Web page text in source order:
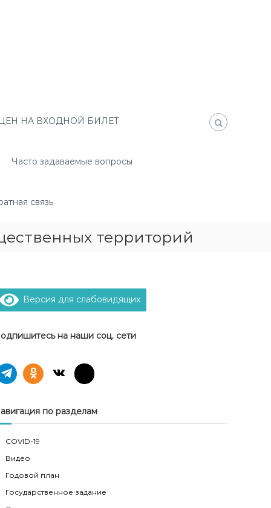
НА ВХОДНОЙ БИЛЕТ
Часто задаваемые вопросы
связь
территорий
Версия для слабовидящих
на наши соц. сети
по разделам
COVID-19
Видео
Годовой план
Государственное задание